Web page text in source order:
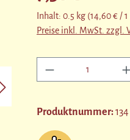
Inhalt: 0.5 kg (14,60 € / 1
Preise inkl. MwSt. zzgl.
Produkt
Produktnummer:134